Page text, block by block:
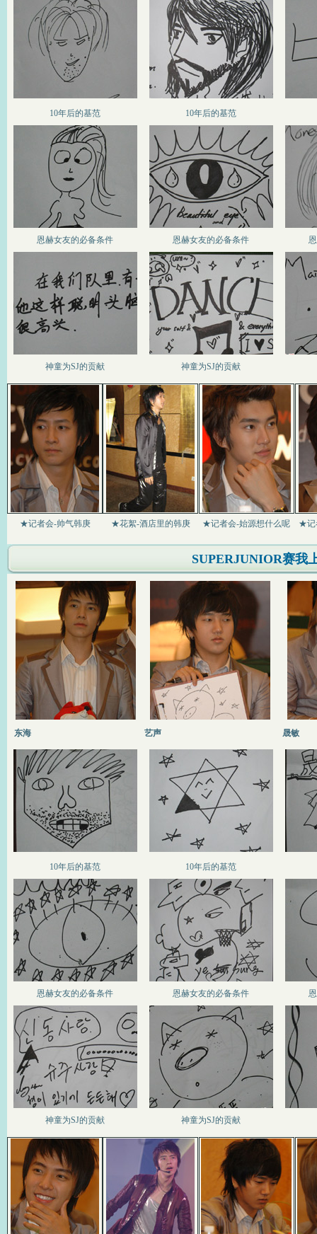
10年后的基范 10年后的基范
恩赫女友的必备条件 恩赫女友的必备条件
神童为SJ的贡献 神童为SJ的贡献
★记者会-帅气韩庚 ★花絮-酒店里的韩庚 ★记者会-始源想什么呢 ★记
SUPERJUNIOR赛我
东海 艺声 晟敏
10年后的基范 10年后的基范
恩赫女友的必备条件 恩赫女友的必备条件
神童为SJ的贡献 神童为SJ的贡献